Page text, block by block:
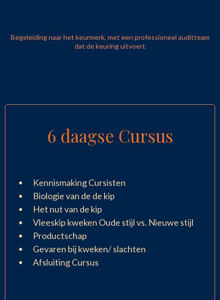
Begeleiding naar het keurmerk, met een professioneel auditteam
dat de keuring uitvoert
6 daagse Cursus
Kennismaking Cursisten
Biologie van de de kip
Het nut van de kip
Vleeskip kweken Oude stijl vs. Nieuwe stijl
Productschap
Gevaren bij kweken/ slachten
Afsluiting Cursus